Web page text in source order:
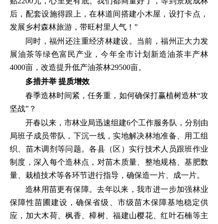
后，配套设施得跟上，在林道间搭建小木屋，设打卡点，
发展乡村森林旅游，带旺村里人气！”
同时，福州还注重经济林建设。当前，福州正大力发
展油茶等绿色富民产业，今年全市计划新造油茶丰产林
4000亩，改造提升低产油茶林29500亩。
多措并举 提质增效
春季造林时间紧，任务重，如何确保打赢植树造林“攻
坚战”？
开春以来，市林业局迅速组建6个工作服务队，分别由
局班子成员带队，下沉一线，实地解决林地准备、用工组
织、苗木调剂等问题。各县（区）实行技术人员跟班作业
制度，深入每个造林点，对苗木质量、整地规格、基肥数
量、栽植技术等各环节进行指导，确保造一片、成一片。
造林用苗更有保障。去年以来，我市进一步加强林业
保障性苗圃建设，确保省级、市级苗木保障基地稳定供
应，加大木荷、枫香、樟树、福建山樱花、红叶石楠等主